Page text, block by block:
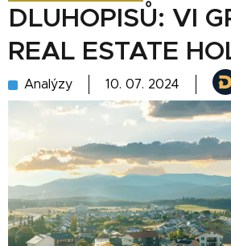
DLUHOPISŮ: VI
REAL ESTATE
Analýzy 10. 07. 2024